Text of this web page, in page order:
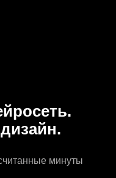
минуты